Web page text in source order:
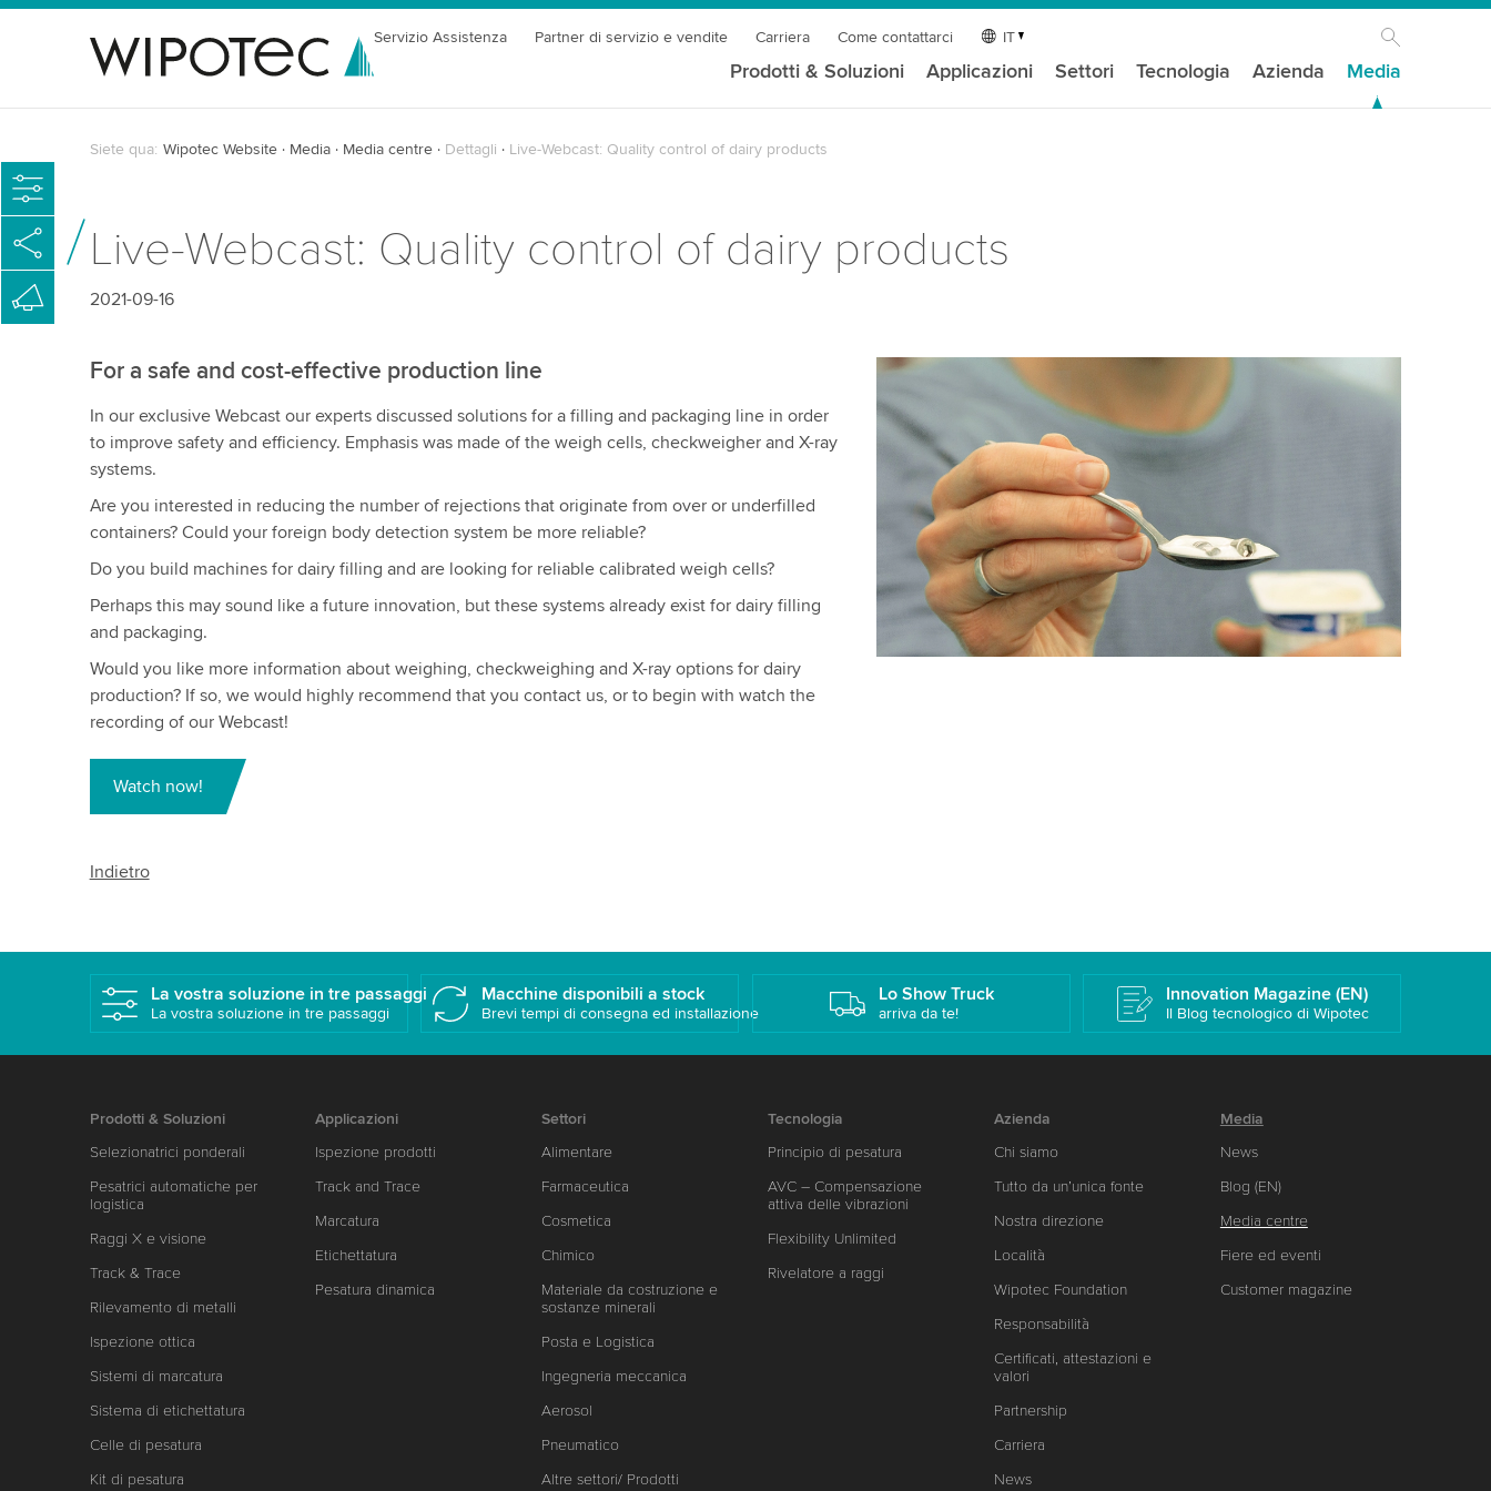
Servizio Assistenza Partner di servizio e vendite Carriera Come contattarci IT
Prodotti & Soluzioni Applicazioni Settori Tecnologia Azienda Media
Siete qua: Wipotec Website Media Media centre Dettagli Live-Webcast: Quality control of dairy products
Live-Webcast: Quality control of dairy products
2021-09-16
For a safe and cost-effective production line
In our exclusive Webcast our experts discussed solutions for a filling and packaging line in order
to improve safety and efficiency. Emphasis was made of the weigh cells, checkweigher and X-ray
systems.
Are you interested in reducing the number of rejections that originate from over or underfilled
containers? Could your foreign body detection system be more reliable?
Do you build machines for dairy filling and are looking for reliable calibrated weigh cells?
Perhaps this may sound like a future innovation, but these systems already exist for dairy filling
and packaging.
Would you like more information about weighing, checkweighing and X-ray options for dairy
production? If so, we would highly recommend that you contact us, or to begin with watch the
recording of our Webcast!
Watch now!
Indietro
La vostra soluzione in tre passaggi
La vostra soluzione in tre passaggi
Macchine disponibili a stock
Brevi tempi di consegna ed installazione
Lo Show Truck
arriva da te!
Innovation Magazine (EN)
Il Blog tecnologico di Wipotec
Prodotti & Soluzioni
Selezionatrici ponderali
Pesatrici automatiche per
logistica
Raggi X e visione
Track & Trace
Rilevamento di metalli
Ispezione ottica
Sistemi di marcatura
Sistema di etichettatura
Celle di pesatura
Kit di pesatura
Applicazioni
Ispezione prodotti
Track and Trace
Marcatura
Etichettatura
Pesatura dinamica
Settori
Alimentare
Farmaceutica
Cosmetica
Chimico
Materiale da costruzione e
sostanze minerali
Posta e Logistica
Ingegneria meccanica
Aerosol
Pneumatico
Altre settori/ Prodotti
Tecnologia
Principio di pesatura
AVC – Compensazione
attiva delle vibrazioni
Flexibility Unlimited
Rivelatore a raggi
Azienda
Chi siamo
Tutto da un’unica fonte
Nostra direzione
Località
Wipotec Foundation
Responsabilità
Certificati, attestazioni e
valori
Partnership
Carriera
News
Media
News
Blog (EN)
Media centre
Fiere ed eventi
Customer magazine